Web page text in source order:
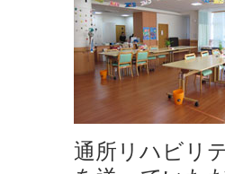
通所リハビリ